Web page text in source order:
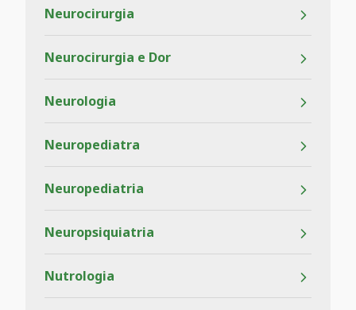
Neurocirurgia
Neurocirurgia e Dor
Neurologia
Neuropediatra
Neuropediatria
Neuropsiquiatria
Nutrologia